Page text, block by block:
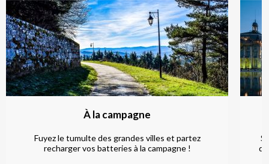
À la campagne
Fuyez le tumulte des grandes villes et partez
recharger vos batteries à la campagne !